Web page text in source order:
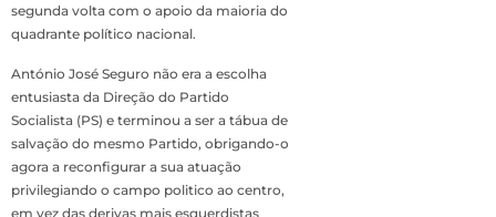
segunda volta com o apoio da maioria do
quadrante político nacional.
António José Seguro não era a escolha
entusiasta da Direção do Partido
Socialista (PS) e terminou a ser a tábua de
salvação do mesmo Partido, obrigando-o
agora a reconfigurar a sua atuação
privilegiando o campo politico ao centro,
em vez das derivas mais esquerdistas